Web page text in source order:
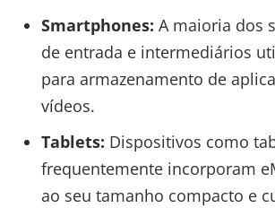
Smartphones: A maioria dos
de entrada e intermediários
para armazenamento de
vídeos.
Tablets: Dispositivos como
frequentemente incorporam
ao seu tamanho compacto e